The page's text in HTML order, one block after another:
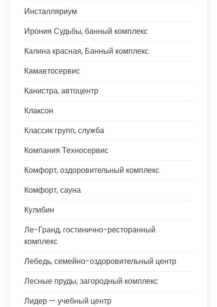
Инсталляриум
Ирония Судьбы, банный комплекс
Калина красная, Банный комплекс
Камавтосервис
Канистра, автоцентр
Клаксон
Классик групп, служба
Компания Техносервис
Комфорт, оздоровительный комплекс
Комфорт, сауна
Кулибин
Ле-Гранд, гостинично-ресторанный
комплекс
Лебедь, семейно-оздоровительный центр
Лесные пруды, загородный комплекс
Лидер — учебный центр